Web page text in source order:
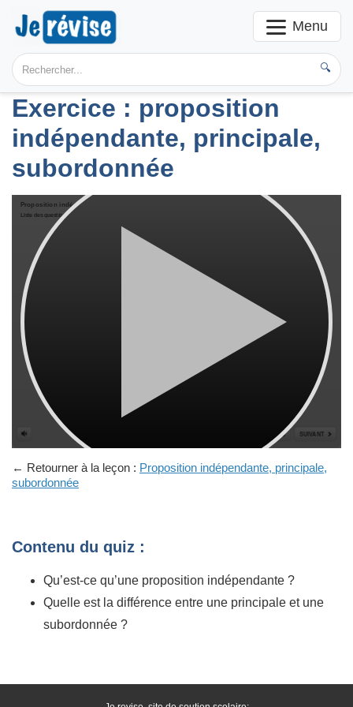
Menu
🔍
Exercice : proposition
indépendante, principale,
subordonnée
← Retourner à la leçon : Proposition indépendante, principale,
subordonnée
Contenu du quiz :
Qu’est-ce qu’une proposition indépendante ?
Quelle est la différence entre une principale et une
subordonnée ?